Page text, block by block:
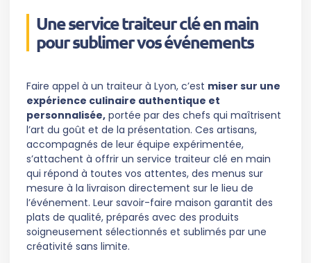
Une service traiteur clé en main
pour sublimer vos événements
Faire appel à un traiteur à Lyon, c’est miser sur une
expérience culinaire authentique et
personnalisée, portée par des chefs qui maîtrisent
l’art du goût et de la présentation. Ces artisans,
accompagnés de leur équipe expérimentée,
s’attachent à offrir un service traiteur clé en main
qui répond à toutes vos attentes, des menus sur
mesure à la livraison directement sur le lieu de
l’événement. Leur savoir-faire maison garantit des
plats de qualité, préparés avec des produits
soigneusement sélectionnés et sublimés par une
créativité sans limite.